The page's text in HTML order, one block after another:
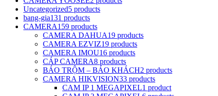
Uncategorized5 products
bang-gia131 products
CAMERA159 products
CAMERA DAHUA19 products
CAMERA EZVIZ19 products
CAMERA IMOU16 products
CÁP CAMERA8 products
BÁO TRỘM – BÁO KHÁCH2 products
CAMERA HIKVISION33 products
CAM IP 1 MEGAPIXEL1 product